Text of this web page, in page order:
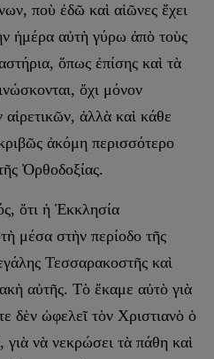
ποὺ ἐδῶ καὶ αἰῶνες ἔχει
ἡμέρα αὐτὴ γύρω ἀπὸ τοὺς
ὅπως ἐπίσης καὶ τὰ
ὄχι μόνον
ἀλλὰ καὶ κάθε
ἀκόμη περισσότερο
Ὀρθοδοξίας.
ὅτι ἡ Ἐκκλησία
μέσα στὴν περίοδο τῆς
Τεσσαρακοστῆς καὶ
αὐτῆς. Τὸ ἔκαμε αὐτὸ γιὰ
δὲν ὠφελεῖ τὸν Χριστιανὸ ὁ
γιὰ νὰ νεκρώσει τὰ πάθη καὶ